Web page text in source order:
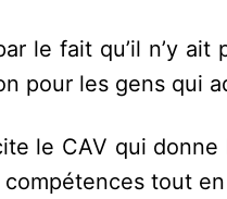
le fait qu’il n’y
pour les gens qui
le CAV qui donne
tout